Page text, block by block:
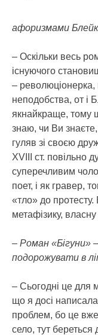
афоризмами
– Оскільки весь
існуючого
– революціонерка,
неподобства, от і
якнайкраще, тому
знаю, чи Ви
гуляв зі своєю
ХVIII ст. повільно
суперечливим
поет, і як гравер,
«тло» до
метафізику, власну
– Роман «Бігуни»
подорожувати в
– Сьогодні це для
що я досі
проблем, бо це вже
село, тут береться